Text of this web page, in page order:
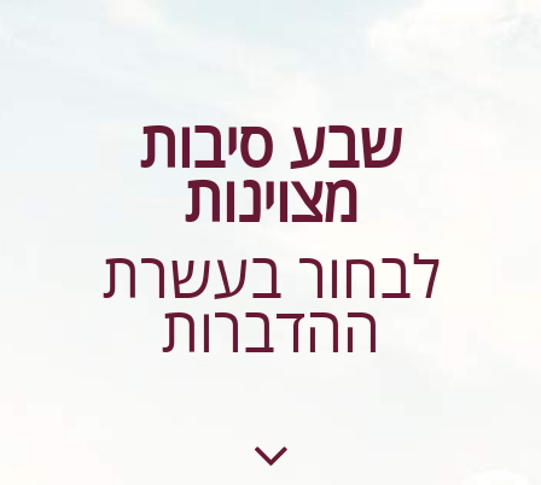
שבע סיבות
מצוינות
לבחור בעשרת
ההדברות